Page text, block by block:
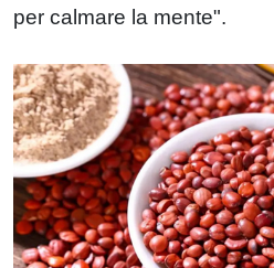
per calmare la mente".